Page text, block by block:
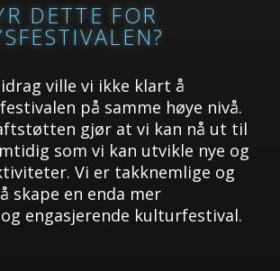
DETTE FOR
ville vi ikke klart å
på samme høye nivå.
gjør at vi kan nå ut til
som vi kan utvikle nye og
Vi er takknemlige og
skape en enda mer
engasjerende kulturfestival.